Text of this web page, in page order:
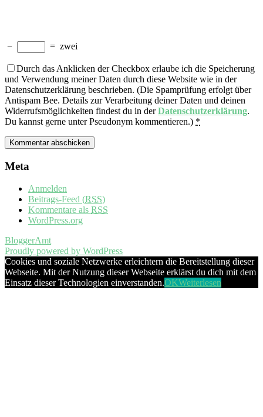
− = zwei
Durch das Anklicken der Checkbox erlaube ich die Speicherung
und Verwendung meiner Daten durch diese Website wie in der
Datenschutzerklärung beschrieben. (Die Spamprüfung erfolgt über
Antispam Bee. Details zur Verarbeitung deiner Daten und deinen
Widerrufsmöglichkeiten findest du in derDatenschutzerklärung.
Du kannst gerne unter Pseudonym kommentieren.) *
Meta
Anmelden
Beitrags-Feed (RSS)
Kommentare als RSS
WordPress.org
BloggerAmt
Proudly powered by WordPress
Cookies und soziale Netzwerke erleichtern die Bereitstellung dieser
Webseite. Mit der Nutzung dieser Webseite erklärst du dich mit dem
Einsatz dieser Technologien einverstanden.OKWeiterlesen